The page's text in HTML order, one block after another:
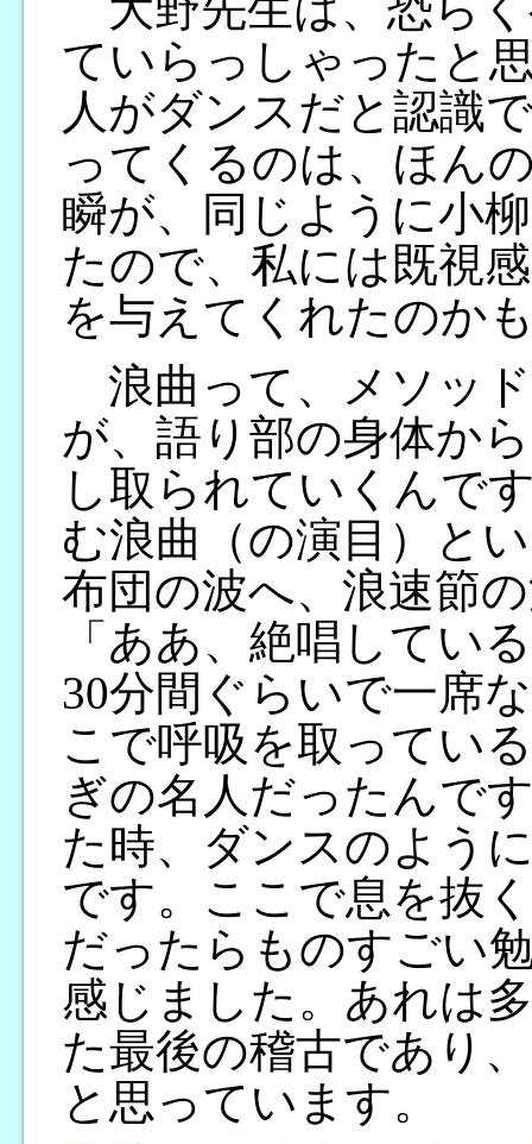
ていらっしゃったと
人がダンスだと認識
ってくるのは、ほん
瞬が、同じように小
たので、私には既視
を与えてくれたのか
浪曲って、メソッ
が、語り部の身体か
し取られていくんで
む浪曲（の演目）と
布団の波へ、浪速節
「ああ、絶唱してい
30分間ぐらいで一席
こで呼吸を取ってい
ぎの名人だったんで
た時、ダンスのよう
です。ここで息を抜
だったらものすごい
感じました。あれは
た最後の稽古であり
と思っています。